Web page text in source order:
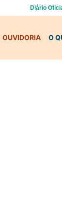
Diário
OUVIDORIA O